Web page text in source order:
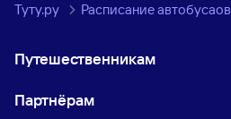
Туту.ру Расписание автобусаов
Путешественникам
Партнёрам